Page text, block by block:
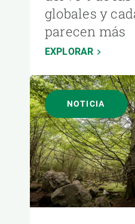
globales y
parecen más
EXPLORAR
NOTICIA